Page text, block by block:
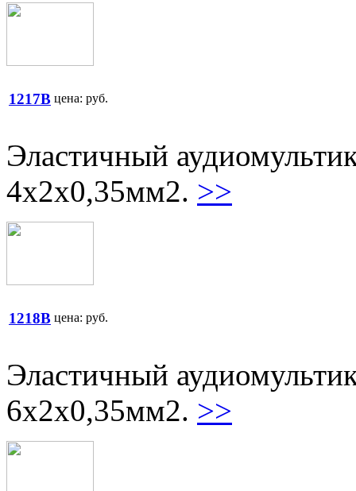
1217B цена: руб.
Эластичный
4х2х0,35мм2. >>
1218B цена: руб.
Эластичный
6х2х0,35мм2. >>